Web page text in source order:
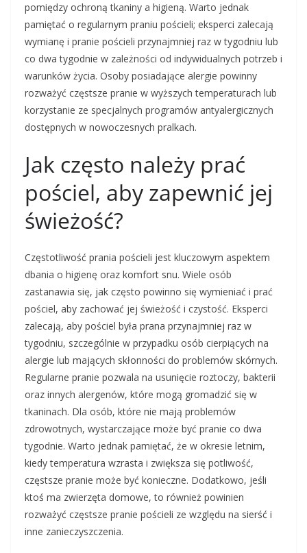
pomiędzy ochroną tkaniny a higieną. Warto jednak
pamiętać o regularnym praniu pościeli; eksperci zalecają
wymianę i pranie pościeli przynajmniej raz w tygodniu lub
co dwa tygodnie w zależności od indywidualnych potrzeb i
warunków życia. Osoby posiadające alergie powinny
rozważyć częstsze pranie w wyższych temperaturach lub
korzystanie ze specjalnych programów antyalergicznych
dostępnych w nowoczesnych pralkach.
Jak często należy prać
pościel, aby zapewnić jej
świeżość?
Częstotliwość prania pościeli jest kluczowym aspektem
dbania o higienę oraz komfort snu. Wiele osób
zastanawia się, jak często powinno się wymieniać i prać
pościel, aby zachować jej świeżość i czystość. Eksperci
zalecają, aby pościel była prana przynajmniej raz w
tygodniu, szczególnie w przypadku osób cierpiących na
alergie lub mających skłonności do problemów skórnych.
Regularne pranie pozwala na usunięcie roztoczy, bakterii
oraz innych alergenów, które mogą gromadzić się w
tkaninach. Dla osób, które nie mają problemów
zdrowotnych, wystarczające może być pranie co dwa
tygodnie. Warto jednak pamiętać, że w okresie letnim,
kiedy temperatura wzrasta i zwiększa się potliwość,
częstsze pranie może być konieczne. Dodatkowo, jeśli
ktoś ma zwierzęta domowe, to również powinien
rozważyć częstsze pranie pościeli ze względu na sierść i
inne zanieczyszczenia.